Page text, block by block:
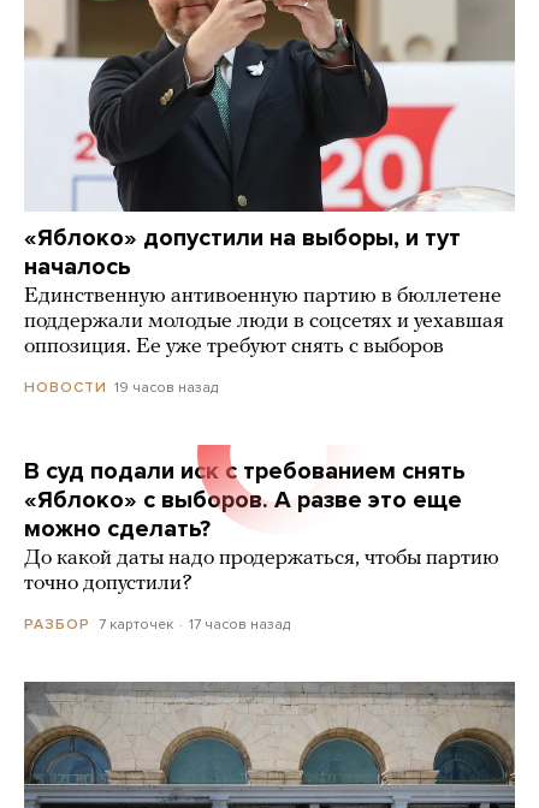
«Яблоко» допустили на выборы, и тут
началось
Единственную антивоенную партию в бюллетене
поддержали молодые люди в соцсетях и уехавшая
оппозиция. Ее уже требуют снять с выборов
НОВОСТИ 19 часов назад
В суд подали иск с требованием снять
«Яблоко» с выборов. А разве это еще
можно сделать?
До какой даты надо продержаться, чтобы партию
точно допустили?
РАЗБОР 7 карточек 17 часов назад